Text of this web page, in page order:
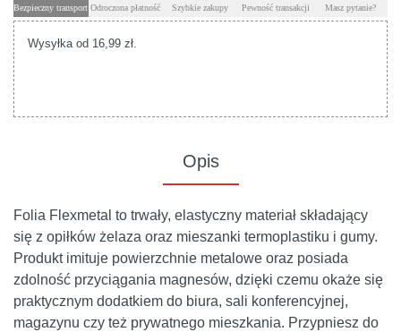
Bezpieczny transport Odroczona płatność Szybkie zakupy Pewność transakcji Masz pytanie?
Wysyłka od 16,99 zł.
Opis
Folia Flexmetal to trwały, elastyczny materiał składający
się z opiłków żelaza oraz mieszanki termoplastiku i gumy.
Produkt imituje powierzchnie metalowe oraz posiada
zdolność przyciągania magnesów, dzięki czemu okaże się
praktycznym dodatkiem do biura, sali konferencyjnej,
magazynu czy też prywatnego mieszkania. Przypniesz do